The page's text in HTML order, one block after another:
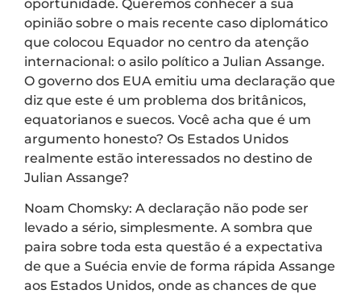
oportunidade. Queremos conhecer a sua
opinião sobre o mais recente caso diplomático
que colocou Equador no centro da atenção
internacional: o asilo político a Julian Assange.
O governo dos EUA emitiu uma declaração que
diz que este é um problema dos britânicos,
equatorianos e suecos. Você acha que é um
argumento honesto? Os Estados Unidos
realmente estão interessados no destino de
Julian Assange?
Noam Chomsky: A declaração não pode ser
levado a sério, simplesmente. A sombra que
paira sobre toda esta questão é a expectativa
de que a Suécia envie de forma rápida Assange
aos Estados Unidos, onde as chances de que